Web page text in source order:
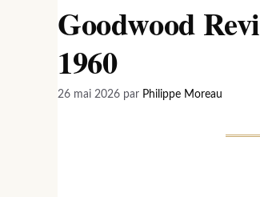
Goodwood
1960
26 mai 2026 par Philippe Moreau